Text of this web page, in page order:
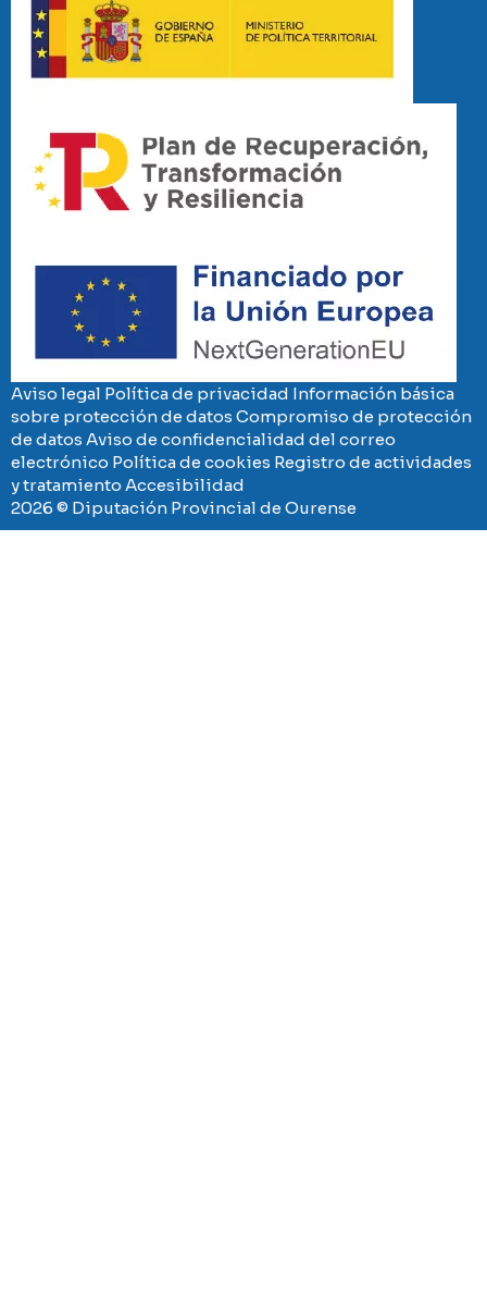
Aviso legal Política de privacidad Información básica
sobre protección de datos Compromiso de protección
de datos Aviso de confidencialidad del correo
electrónico Política de cookies Registro de actividades
y tratamiento Accesibilidad
2026 © Diputación Provincial de Ourense